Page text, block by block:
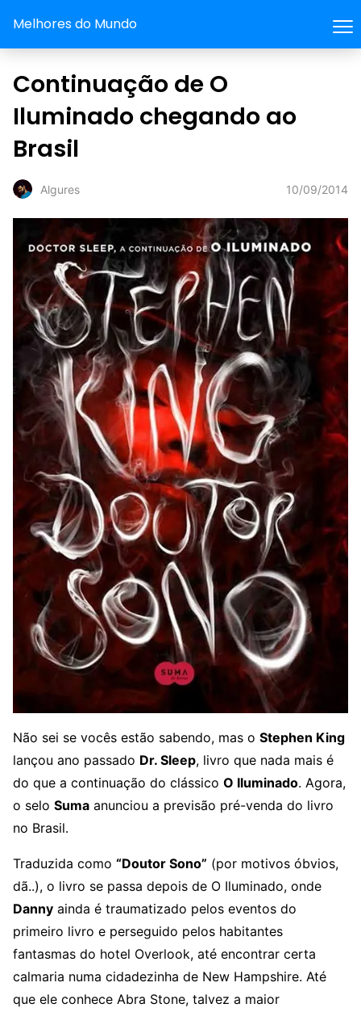
Melhores do Mundo
Continuação de O
Iluminado chegando ao
Brasil
Algures 10/09/2014
Não sei se vocês estão sabendo, mas o Stephen King
lançou ano passado Dr. Sleep, livro que nada mais é
do que a continuação do clássico O Iluminado. Agora,
o selo Suma anunciou a previsão pré-venda do livro
no Brasil.
Traduzida como “Doutor Sono” (por motivos óbvios,
dã..), o livro se passa depois de O Iluminado, onde
Danny ainda é traumatizado pelos eventos do
primeiro livro e perseguido pelos habitantes
fantasmas do hotel Overlook, até encontrar certa
calmaria numa cidadezinha de New Hampshire. Até
que ele conhece Abra Stone, talvez a maior